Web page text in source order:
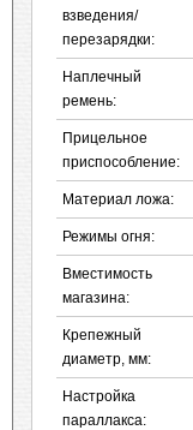
взведения/
перезарядки:
Наплечный
ремень:
Прицельное
приспособление:
Материал ложа:
Режимы огня:
Вместимость
магазина:
Крепежный
диаметр, мм:
Настройка
параллакса: